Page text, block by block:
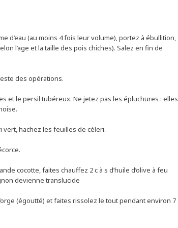
d’eau (au moins 4 fois leur volume), portez à ébullition,
l’age et la taille des pois chiches). Salez en fin de
des opérations.
et le persil tubéreux. Ne jetez pas les épluchures : elles
vert, hachez les feuilles de céleri.
cocotte, faites chauffez 2 c à s d’huile d’olive à feu
devienne translucide
(égoutté) et faites rissolez le tout pendant environ 7